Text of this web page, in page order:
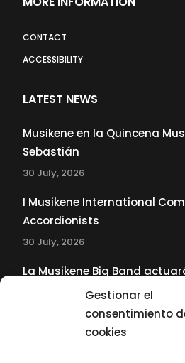
Gestionar el
consentimiento
cookies
CONTACT
ACCESSIBILITY
LATEST NEWS
Musikene en la Quincena
Sebastián
30 July, 2026
I Musikene International
Accordionists
30 July, 2026
La Musikene Big Band
Tolliver en el 61 Jazzaldia